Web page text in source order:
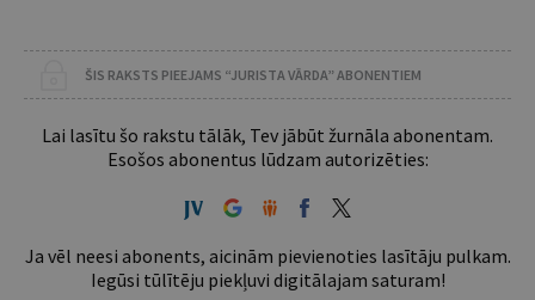
ŠIS RAKSTS PIEEJAMS “JURISTA VĀRDA” ABONENTIEM
Lai lasītu šo rakstu tālāk, Tev jābūt žurnāla abonentam.
Esošos abonentus lūdzam autorizēties:
Ja vēl neesi abonents, aicinām pievienoties lasītāju pulkam.
Iegūsi tūlītēju piekļuvi digitālajam saturam!